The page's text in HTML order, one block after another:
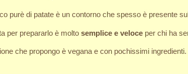
purè di patate è un contorno che spesso è presente
per prepararlo è molto semplice e veloce per chi ha
che propongo è vegana e con pochissimi ingredienti.